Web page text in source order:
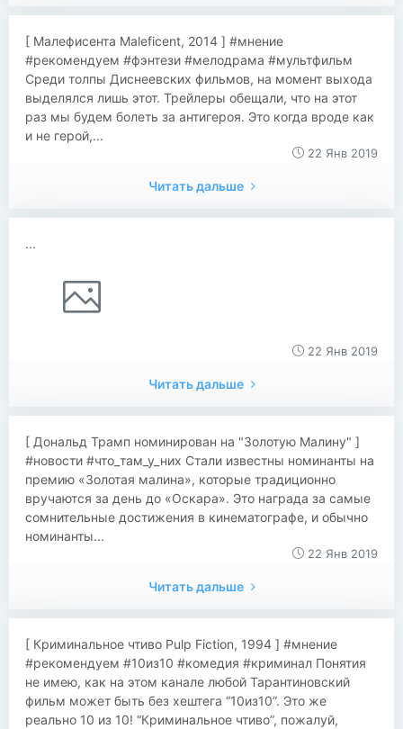
[ Малефисента Maleficent, 2014 ] #мнение
#рекомендуем #фэнтези #мелодрама #мультфильм
Среди толпы Диснеевских фильмов, на момент выхода
выделялся лишь этот. Трейлеры обещали, что на этот
раз мы будем болеть за антигероя. Это когда вроде как
и не герой,...
22 Янв 2019
Читать дальше
...
22 Янв 2019
Читать дальше
​[ Дональд Трамп номинирован на "Золотую Малину" ]
#новости #что_там_у_них Стали известны номинанты на
премию «Золотая малина», которые традиционно
вручаются за день до «Оскара». Это награда за самые
сомнительные достижения в кинематографе, и обычно
номинанты...
22 Янв 2019
Читать дальше
[ Криминальное чтиво Pulp Fiction, 1994 ] #мнение
#рекомендуем #10из10 #комедия #криминал Понятия
не имею, как на этом канале любой Тарантиновский
фильм может быть без хештега “10из10”. Это же
реально 10 из 10! “Криминальное чтиво”, пожалуй,